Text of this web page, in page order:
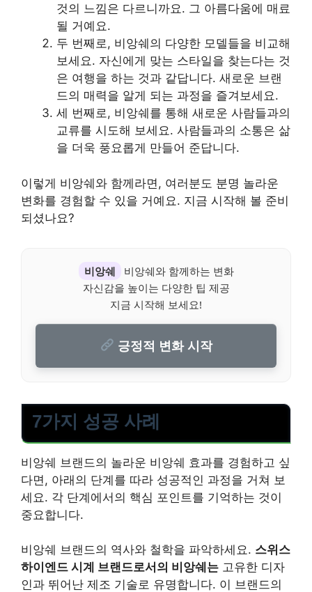
것의 느낌은 다르니까요. 그 아름다움에 매료
될 거예요.
두 번째로, 비앙쉐의 다양한 모델들을 비교해
보세요. 자신에게 맞는 스타일을 찾는다는 것
은 여행을 하는 것과 같답니다. 새로운 브랜
드의 매력을 알게 되는 과정을 즐겨보세요.
세 번째로, 비앙쉐를 통해 새로운 사람들과의
교류를 시도해 보세요. 사람들과의 소통은 삶
을 더욱 풍요롭게 만들어 준답니다.
이렇게 비앙쉐와 함께라면, 여러분도 분명 놀라운
변화를 경험할 수 있을 거예요. 지금 시작해 볼 준비
되셨나요?
비앙쉐
비앙쉐와 함께하는 변화
자신감을 높이는 다양한 팁 제공
지금 시작해 보세요!
긍정적 변화 시작
7가지 성공 사례
비앙쉐 브랜드의 놀라운 비앙쉐 효과를 경험하고 싶
다면, 아래의 단계를 따라 성공적인 과정을 거쳐 보
세요. 각 단계에서의 핵심 포인트를 기억하는 것이
중요합니다.
비앙쉐 브랜드의 역사와 철학을 파악하세요. 스위스
하이엔드 시계 브랜드로서의 비앙쉐는 고유한 디자
인과 뛰어난 제조 기술로 유명합니다. 이 브랜드의